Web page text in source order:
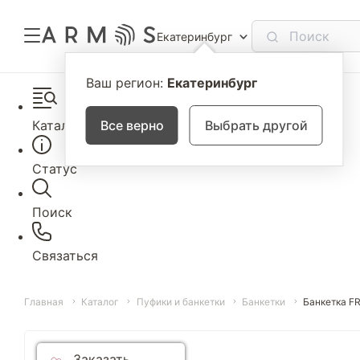
Екатеринбург
Ваш регион: Екатеринбург
Все верно Выбрать другой
Каталог
Статус
Поиск
Связаться
Главная Каталог Пуфики и банкетки Банкетки Банкетка